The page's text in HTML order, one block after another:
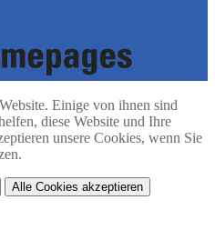
Einige von ihnen sind
diese Website und Ihre
unsere Cookies, wenn Sie
Alle Cookies akzeptieren